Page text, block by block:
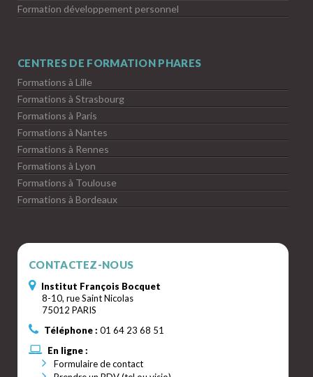
Formation développement personnel
CENTRES DE FORMATION PHARES
Formations à Lille
Formations à Strasbourg
Formations à Paris
Formations à Nantes
Formations à Rennes
Formations à Lyon
Formations à Toulouse
Formations à Bordeaux
CONTACTEZ-NOUS
Institut François Bocquet
8-10, rue Saint Nicolas
75012 PARIS
Téléphone : 01 64 23 68 51
En ligne :
Formulaire de contact